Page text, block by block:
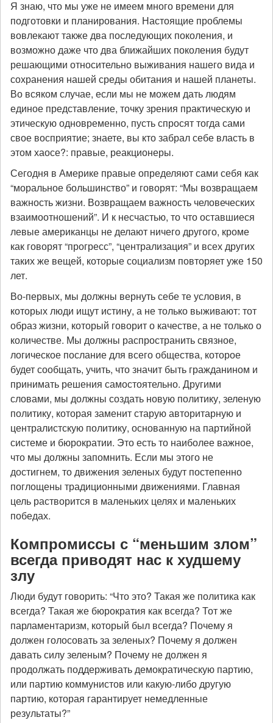
Я знаю, что мы уже не имеем много времени для
подготовки и планирования. Настоящие проблемы
вовлекают также два последующих поколения, и
возможно даже что два ближайших поколения будут
решающими относительно выживания нашего вида и
сохранения нашей среды обитания и нашей планеты.
Во всяком случае, если мы не можем дать людям
единое представление, точку зрения практическую и
этическую одновременно, пусть спросят тогда сами
свое восприятие; знаете, вы кто забрал себе власть в
этом хаосе?: правые, реакционеры.
Сегодня в Америке правые определяют сами себя как
“моральное большинство” и говорят: “Мы возвращаем
важность жизни. Возвращаем важность человеческих
взаимоотношений”. И к несчастью, то что оставшиеся
левые американцы не делают ничего другого, кроме
как говорят “прогресс”, “централизация” и всех других
таких же вещей, которые социализм повторяет уже 150
лет.
Во-первых, мы должны вернуть себе те условия, в
которых люди ищут истину, а не только выживают: тот
образ жизни, который говорит о качестве, а не только о
количестве. Мы должны распространить связное,
логическое послание для всего общества, которое
будет сообщать, учить, что значит быть гражданином и
принимать решения самостоятельно. Другими
словами, мы должны создать новую политику, зеленую
политику, которая заменит старую авторитарную и
централистскую политику, основанную на партийной
системе и бюрократии. Это есть то наиболее важное,
что мы должны запомнить. Если мы этого не
достигнем, то движения зеленых будут постепенно
поглощены традиционными движениями. Главная
цель растворится в маленьких целях и маленьких
победах.
Компромиссы с “меньшим злом”
всегда приводят нас к худшему
злу
Люди будут говорить: “Что это? Такая же политика как
всегда? Такая же бюрократия как всегда? Тот же
парламентаризм, который был всегда? Почему я
должен голосовать за зеленых? Почему я должен
давать силу зеленым? Почему не должен я
продолжать поддерживать демократическую партию,
или партию коммунистов или какую-либо другую
партию, которая гарантирует немедленные
результаты?”